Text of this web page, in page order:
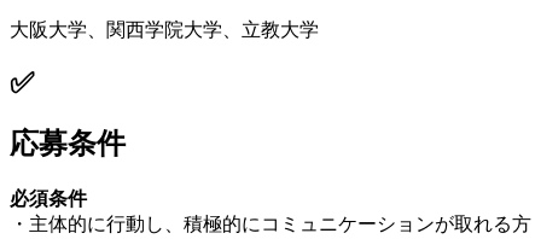
大阪大学、関西学院大学、立教大学
✅
応募条件
必須条件
・主体的に行動し、積極的にコミュニケーションが取れる方